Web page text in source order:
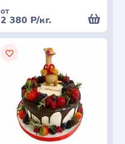
от
2 380 Р/кг.